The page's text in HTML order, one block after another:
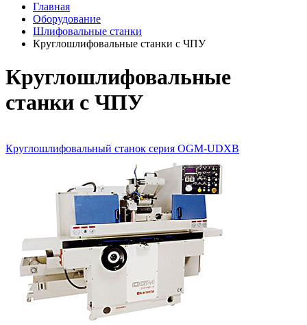
Главная
Оборудование
Шлифовальные станки
Круглошлифовальные станки с ЧПУ
Круглошлифовальные
станки с ЧПУ
Круглошлифовальный станок серия OGM-UDXB